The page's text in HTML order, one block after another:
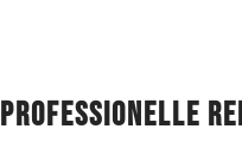
Professionelle